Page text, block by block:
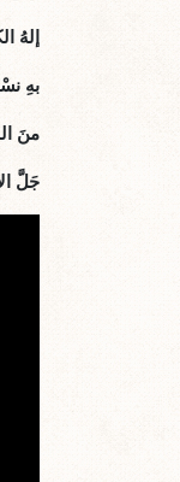
إلهُ
بهِ
منَ
جَلَّ